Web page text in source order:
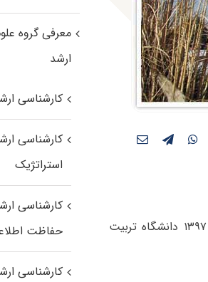
مهلت ثبت نام در فراخوان پذیرش بدون آزمون در مقطع کارشناسی ارشد سال ۱۳۹۷ دانشگاه تربیت
معرفی گروه
ارشد
کارشناسی
کارشناسی
استراتژیک
کارشناسی
حفاظت
کارشناسی